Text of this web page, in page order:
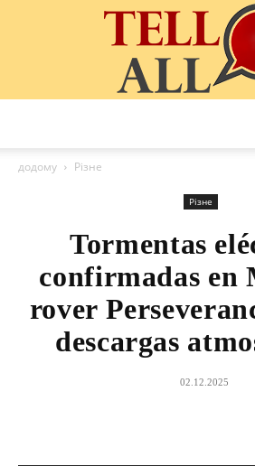
додому
Різне
Різне
Tormentas
confirmadas en
rover
descargas
02.12.2025